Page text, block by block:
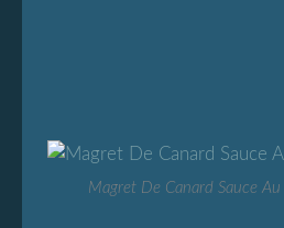
Magret De Canard Sauce